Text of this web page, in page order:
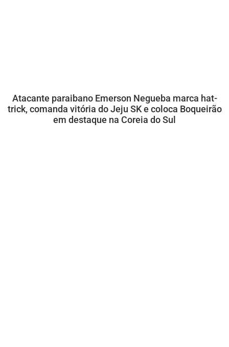
Atacante paraibano Emerson Negueba marca hat-
trick, comanda vitória do Jeju SK e coloca Boqueirão
em destaque na Coreia do Sul